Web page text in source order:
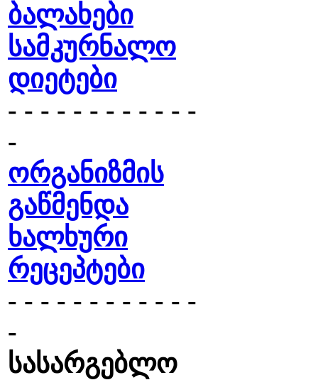
ბალახები
სამკურნალო
დიეტები
- - - - - - - - - - - -
-
ორგანიზმის
გაწმენდა
ხალხური
რეცეპტები
- - - - - - - - - - - -
-
სასარგებლო